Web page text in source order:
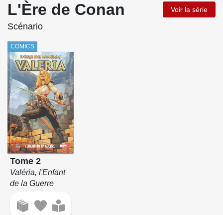
L'Ère de Conan Voir la série
Scénario
COMICS
Tome 2
Valéria, l'Enfant
de la Guerre